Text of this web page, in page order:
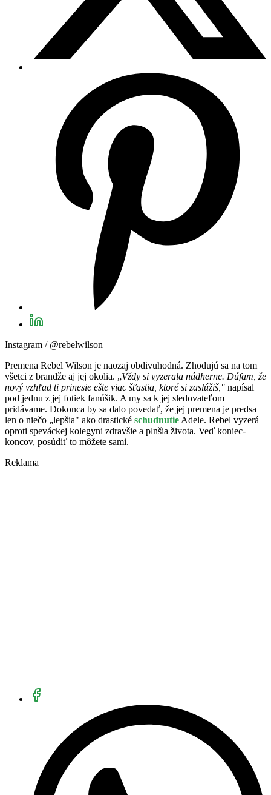
Instagram / @rebelwilson
Premena Rebel Wilson je naozaj obdivuhodná. Zhodujú sa na tom
všetci z brandže aj jej okolia. „Vždy si vyzerala nádherne. Dúfam, že
nový vzhľad ti prinesie ešte viac šťastia, ktoré si zaslúžiš," napísal
pod jednu z jej fotiek fanúšik. A my sa k jej sledovateľom
pridávame. Dokonca by sa dalo povedať, že jej premena je predsa
len o niečo „lepšia" ako drastické schudnutie Adele. Rebel vyzerá
oproti speváckej kolegyni zdravšie a plnšia života. Veď koniec-
koncov, posúdiť to môžete sami.
Reklama